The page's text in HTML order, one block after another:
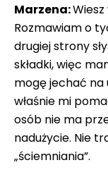
Marzena:
Rozmawiam o
drugiej strony
składki, więc
mogę jechać na
właśnie mi
osób nie ma
nadużycie. Nie
„ściemniania”.